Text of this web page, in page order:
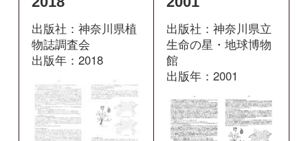
掲載ページ：856
ページ
図鑑を開く
掲載ページ：824 ペ